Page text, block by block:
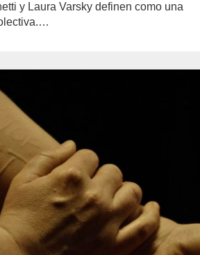
y Laura Varsky definen como una